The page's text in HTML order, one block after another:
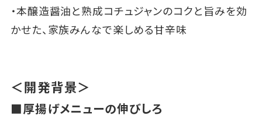
・本醸造醤油と熟成コチュジャンのコクと旨みを効
かせた、家族みんなで楽しめる甘辛味
＜開発背景＞
■厚揚げメニューの伸びしろ